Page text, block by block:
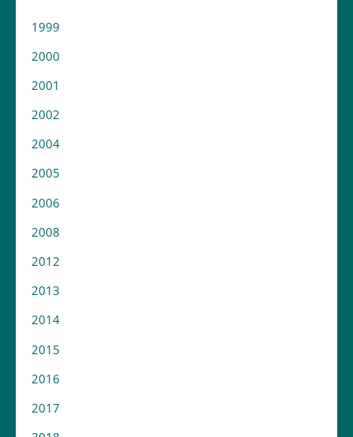
1999
2000
2001
2002
2004
2005
2006
2008
2012
2013
2014
2015
2016
2017